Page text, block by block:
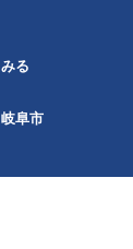
みる
岐阜市